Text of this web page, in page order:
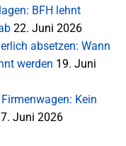
BFH lehnt
22. Juni 2026
absetzen: Wann
werden 19. Juni
Kein
Juni 2026